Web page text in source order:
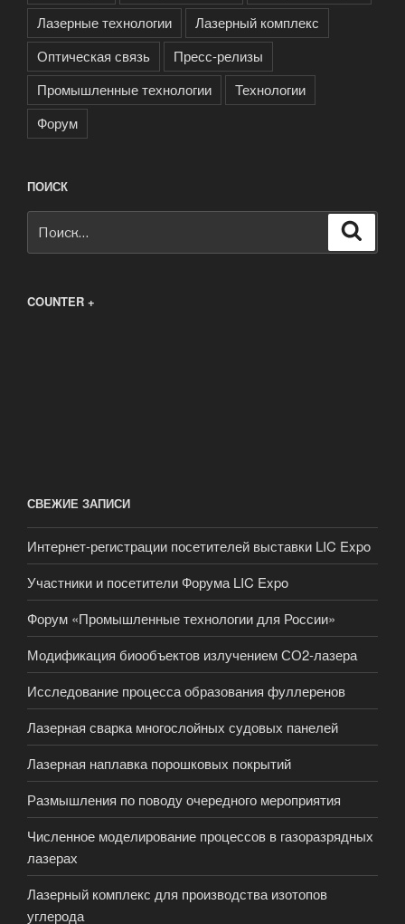
Лазерные технологии
Лазерный комплекс
Оптическая связь
Пресс-релизы
Промышленные технологии
Технологии
Форум
ПОИСК
COUNTER +
СВЕЖИЕ ЗАПИСИ
Интернет-регистрации посетителей выставки LIC Expo
Участники и посетители Форума LIC Expo
Форум «Промышленные технологии для России»
Модификация биообъектов излучением СО2-лазера
Исследование процесса образования фуллеренов
Лазерная сварка многослойных судовых панелей
Лазерная наплавка порошковых покрытий
Размышления по поводу очередного мероприятия
Численное моделирование процессов в газоразрядных
лазерах
Лазерный комплекс для производства изотопов
углерода